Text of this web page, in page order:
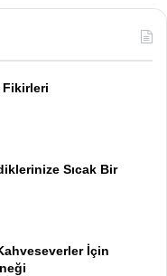
Fikirleri
Sıcak Bir
İçin